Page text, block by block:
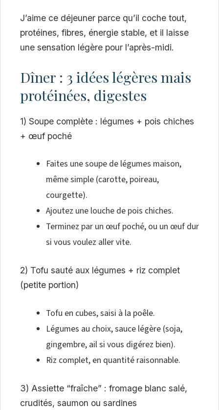
J’aime ce déjeuner parce qu’il coche tout,
protéines, fibres, énergie stable, et il laisse
une sensation légère pour l’après-midi.
Dîner : 3 idées légères mais
protéinées, digestes
1) Soupe complète : légumes + pois chiches
+ œuf poché
Faites une soupe de légumes maison,
même simple (carotte, poireau,
courgette).
Ajoutez une louche de pois chiches.
Terminez par un œuf poché, ou un œuf dur
si vous voulez aller vite.
2) Tofu sauté aux légumes + riz complet
(petite portion)
Tofu en cubes, saisi à la poêle.
Légumes au choix, sauce légère (soja,
gingembre, ail si vous digérez bien).
Riz complet, en quantité raisonnable.
3) Assiette “fraîche” : fromage blanc salé,
crudités, saumon ou sardines